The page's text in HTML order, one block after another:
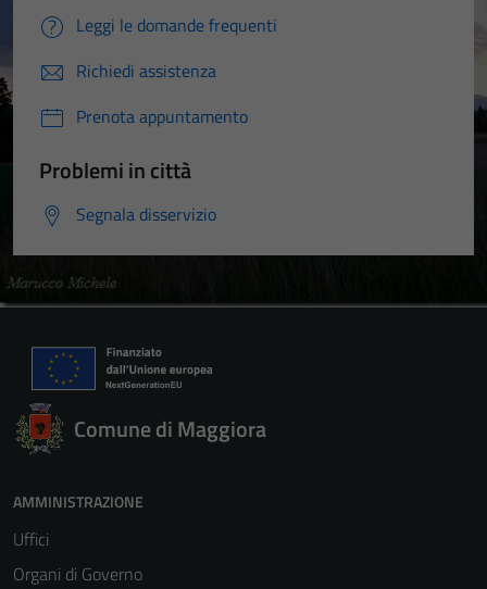
Leggi le domande frequenti
Richiedi assistenza
Prenota appuntamento
Problemi in città
Segnala disservizio
Comune di Maggiora
AMMINISTRAZIONE
Uffici
Organi di Governo